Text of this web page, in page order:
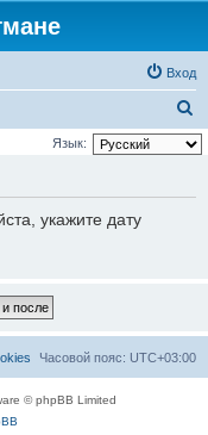
Вход
о
Язык:
укажите дату
Часовой пояс: UTC+03:00
© phpBB Limited